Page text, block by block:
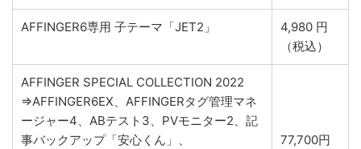
AFFINGER6専用 子テーマ「JET2」
4,980 円
（税込）
AFFINGER SPECIAL COLLECTION 2022
⇒AFFINGER6EX、AFFINGERタグ管理マネ
ージャー4、ABテスト3、PVモニター2、記
事バックアップ「安心くん」、
77,700円